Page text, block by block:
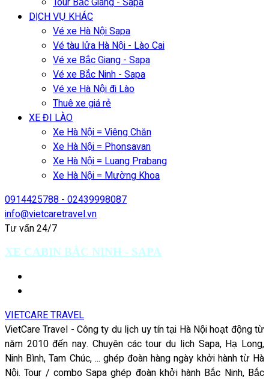
DỊCH VỤ KHÁC
Vé xe Hà Nội Sapa
Vé tàu lửa Hà Nội - Lào Cai
Vé xe Bắc Giang - Sapa
Vé xe Bắc Ninh - Sapa
Vé xe Hà Nội đi Lào
Thuê xe giá rẻ
XE ĐI LÀO
Xe Hà Nội = Viêng Chăn
Xe Hà Nội = Phonsavan
Xe Hà Nội = Luang Prabang
Xe Hà Nội = Mường Khoa
0914425788 - 02439998087
info@vietcaretravel.vn
Tư vấn 24/7
XE CABIN BẮC NINH - SAPA
VIETCARE TRAVEL
VietCare Travel - Công ty du lịch uy tín tại Hà Nội hoạt động từ
năm 2010 đến nay. Chuyên các tour du lịch Sapa, Hạ Long,
Ninh Bình, Tam Chúc, ... ghép đoàn hàng ngày khởi hành từ Hà
Nội. Tour / combo Sapa ghép đoàn khởi hành Bắc Ninh, Bắc